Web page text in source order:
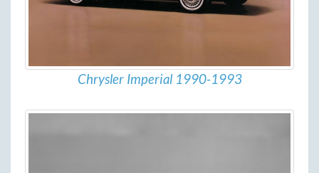
Chrysler Imperial 1990-1993